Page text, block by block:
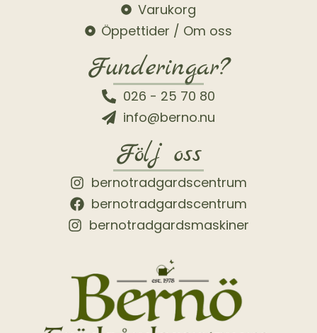
Varukorg
Öppettider / Om oss
Funderingar?
026 - 25 70 80
info@berno.nu
Följ oss
bernotradgardscentrum
bernotradgardscentrum
bernotradgardsmaskiner